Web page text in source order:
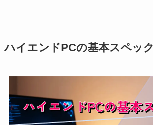
ハイエンドPCの基本スペック